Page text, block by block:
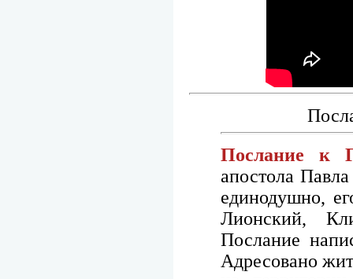
Послание к
апостола
единодушно,
Лионский,
Послание
Адресовано